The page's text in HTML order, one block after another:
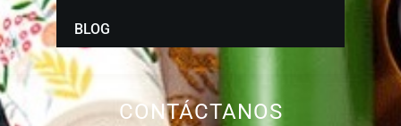
CONTÁCTANOS
BLOG